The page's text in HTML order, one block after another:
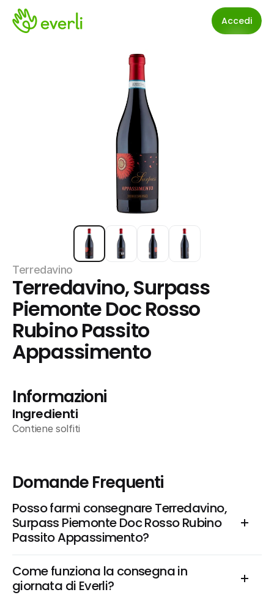
Accedi
Terredavino
Terredavino, Surpass
Piemonte Doc Rosso
Rubino Passito
Appassimento
Informazioni
Ingredienti
Contiene solfiti
Domande Frequenti
Posso farmi consegnare Terredavino,
Surpass Piemonte Doc Rosso Rubino
Passito Appassimento?
Come funziona la consegna in
giornata di Everli?